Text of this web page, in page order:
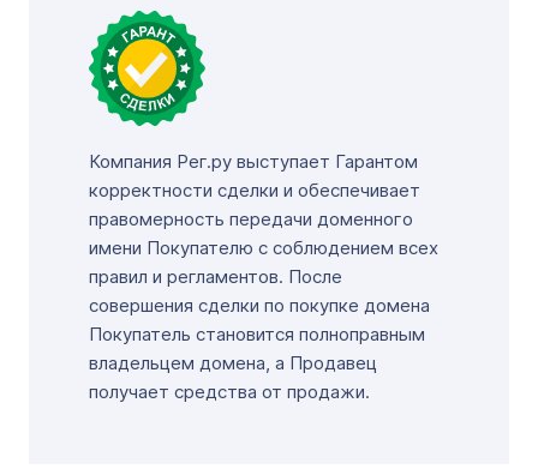
Компания Рег.ру выступает Гарантом
корректности сделки и обеспечивает
правомерность передачи доменного
имени Покупателю с соблюдением всех
правил и регламентов. После
совершения сделки по покупке домена
Покупатель становится полноправным
владельцем домена, а Продавец
получает средства от продажи.